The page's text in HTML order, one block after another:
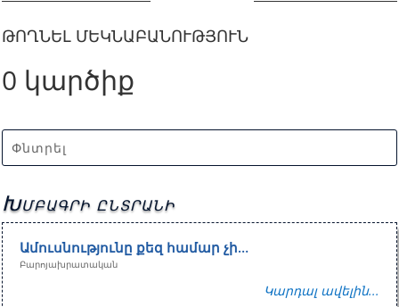
ԹՈՂՆԵԼ ՄԵԿՆԱԲԱՆՈՒԹՅՈՒՆ
0 կարծիք
Խմբագրի ընտրանի
Ամուսնությունը քեզ համար չի…
Բարոյախրատական
Կարդալ ավելին...